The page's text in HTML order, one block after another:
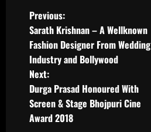
P
o
s
t
n
Previous:
Sarath Krishnan – A Wellknown
Fashion Designer From Wedding
Industry and Bollywood
Next:
Durga Prasad Honoured With
Screen & Stage Bhojpuri Cine
Award 2018